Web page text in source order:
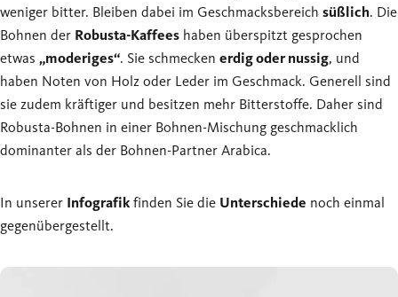
weniger bitter. Bleiben dabei im Geschmacksbereich süßlich. Die
Bohnen der Robusta-Kaffees haben überspitzt gesprochen
etwas „moderiges“. Sie schmecken erdig oder nussig, und
haben Noten von Holz oder Leder im Geschmack. Generell sind
sie zudem kräftiger und besitzen mehr Bitterstoffe. Daher sind
Robusta-Bohnen in einer Bohnen-Mischung geschmacklich
dominanter als der Bohnen-Partner Arabica.
In unserer Infografik finden Sie die Unterschiede noch einmal
gegenübergestellt.